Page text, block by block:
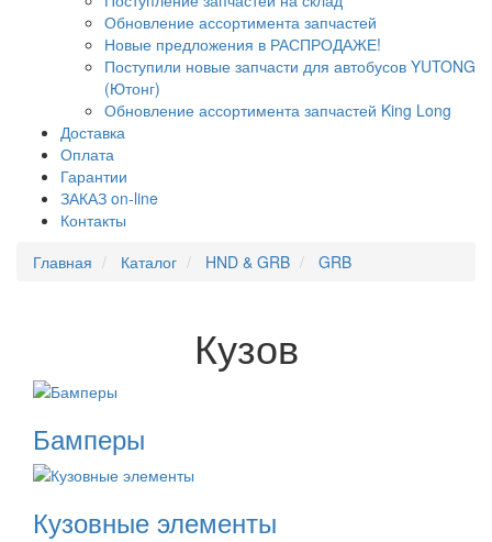
Обновление ассортимента запчастей
Новые предложения в РАСПРОДАЖЕ!
Поступили новые запчасти для автобусов YUTONG
(Ютонг)
Обновление ассортимента запчастей King Long
Доставка
Оплата
Гарантии
ЗАКАЗ on-line
Контакты
Главная
Каталог HND & GRB GRB
Кузов
Бамперы
Кузовные элементы